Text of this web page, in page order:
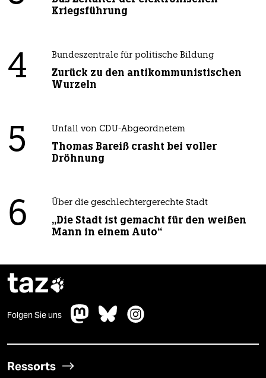
Kriegsführung
4 Bundeszentrale für politische Bildung
Zurück zu den antikommunistischen
Wurzeln
5 Unfall von CDU-Abgeordnetem
Thomas Bareiß crasht bei voller
Dröhnung
6 Über die geschlechtergerechte Stadt
„Die Stadt ist gemacht für den weißen
Mann in einem Auto“
taz
Folgen Sie uns
Ressorts